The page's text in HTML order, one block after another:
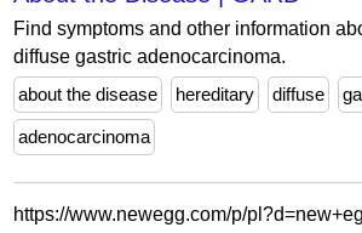
Find symptoms and other information
diffuse gastric adenocarcinoma.
about the disease
hereditary diffuse
adenocarcinoma
https://www.newegg.com/p/